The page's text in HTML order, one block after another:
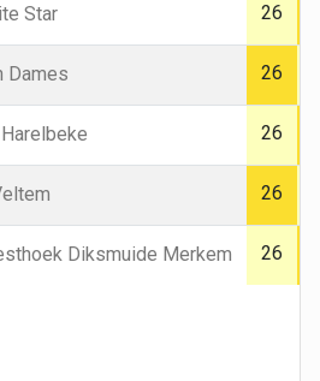
Star 26
Dames 26
26
26
Diksmuide Merkem 26